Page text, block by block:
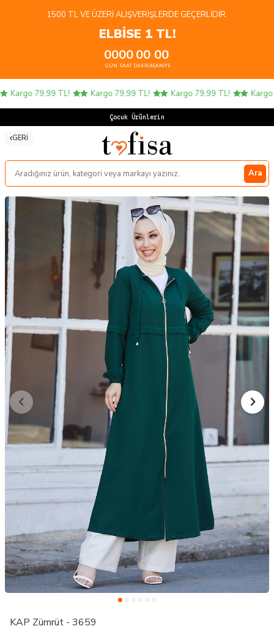
1500 TL VE ÜZERI ALIŞVERIŞLERDE GEÇERLIDIR.
ELBİSE 1 TL!
00
GÜN
00
SAAT
00
DAKIKA
00
SANIYE
Kargo 79,99 TL! Kargo 79,99 TL! Kargo 79,99 TL! Kargo
Çocuk Ürünlerinde
GERI
Ara
KAP Zümrüt - 3659